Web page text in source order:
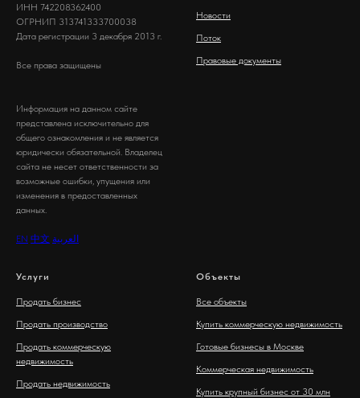
ИНН 742208362400
ОГРНИП 313741333700038
Дата регистрации 3 декабря 2013 г.
Все права защищены
Информация на данном сайте
представлена исключительно для
общего ознакомления и не является
юридически обязательной. Владелец
сайта не несет ответственности за
возможные ошибки, упущения или
изменения в предоставленных
данных.
EN 中文 العربية
Новости
Поток
Правовые документы
Услуги
Продать бизнес
Продать производство
Продать коммерческую
недвижимость
Продать недвижимость
Объекты
Все объекты
Купить коммерческую недвижимость
Готовые бизнесы в Москве
Коммерческая недвижимость
Купить крупный бизнес от 30 млн